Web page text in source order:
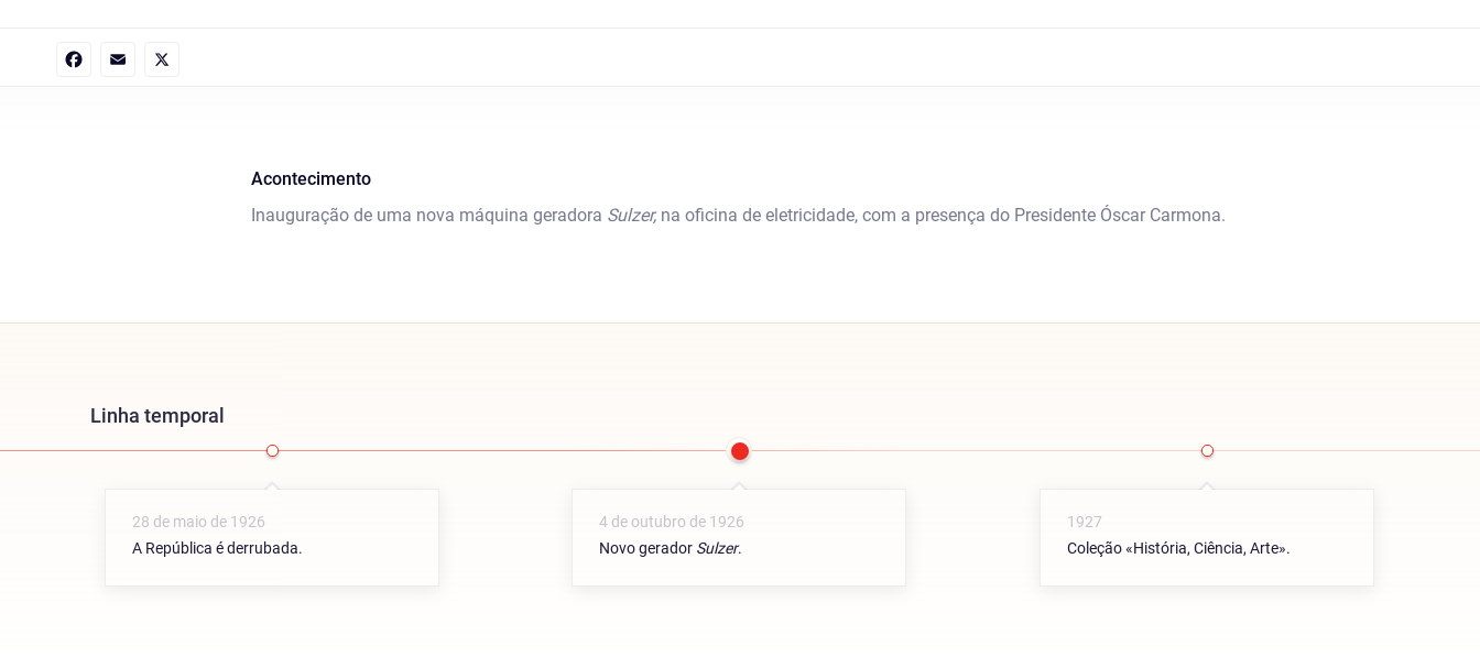
Acontecimento
Inauguração de uma nova máquina geradora Sulzer,na oficina de eletricidade, com a presença do Presidente Óscar Carmona.
Linha temporal
28 de maio de 1926
A República é derrubada.
4 de outubro de 1926
Novo gerador Sulzer.
1927
Coleção «História, Ciência, Arte».